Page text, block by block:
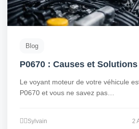
Blog
P0670 : Causes et
Le voyant moteur de votre véhicule
P0670 et vous ne savez pas…
Sylvain 2